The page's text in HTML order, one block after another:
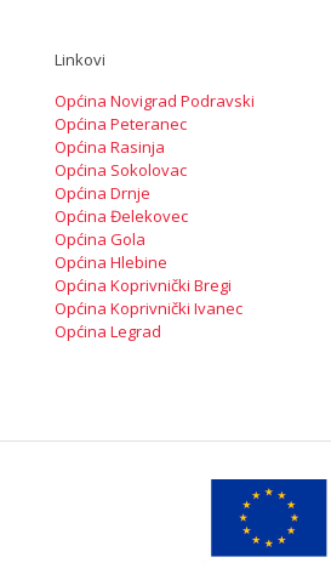
Linkovi
Općina Novigrad Podravski
Općina Peteranec
Općina Rasinja
Općina Sokolovac
Općina Drnje
Općina Đelekovec
Općina Gola
Općina Hlebine
Općina Koprivnički Bregi
Općina Koprivnički Ivanec
Općina Legrad